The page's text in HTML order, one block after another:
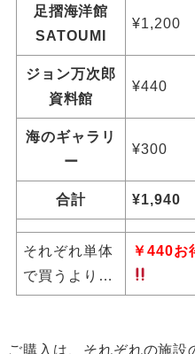
足摺海洋館
SATOUMI
¥1,200
ジョン万次郎
資料館
¥440
海のギャラリ
ー
¥300
合計 ¥1,940
それぞれ単体
で買うより…
￥440お
ご購入は、それぞれの施設